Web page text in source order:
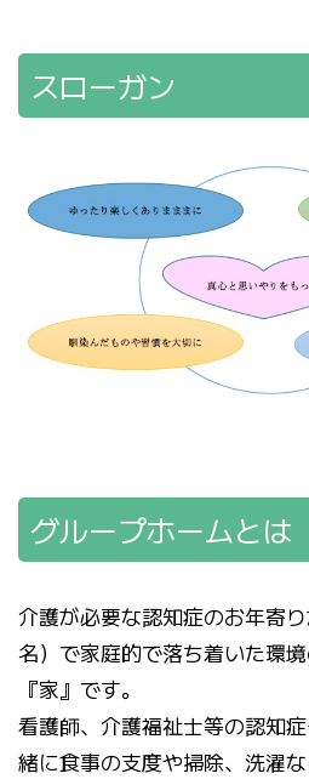
スローガン
グループホームとは
介護が必要な認知症のお年寄
名）で家庭的で落ち着いた環
『家』です。
看護師、介護福祉士等の認知
緒に食事の支度や掃除、洗濯